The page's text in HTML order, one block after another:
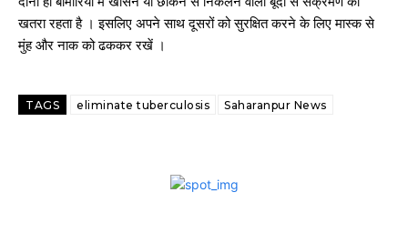
खतरा रहता है । इसलिए अपने साथ दूसरों को सुरक्षित करने के लिए मास्क से
मुंह और नाक को ढककर रखें ।
TAGS eliminate tuberculosis Saharanpur News